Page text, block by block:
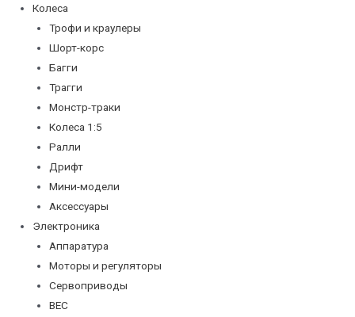
Колеса
Трофи и краулеры
Шорт-корс
Багги
Трагги
Монстр-траки
Колеса 1:5
Ралли
Дрифт
Мини-модели
Аксессуары
Электроника
Аппаратура
Моторы и регуляторы
Сервоприводы
BEC